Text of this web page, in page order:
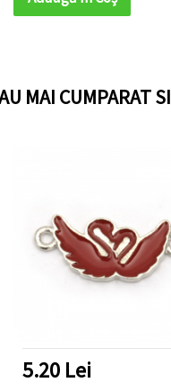
MAI CUMPARAT SI
5.20 Lei